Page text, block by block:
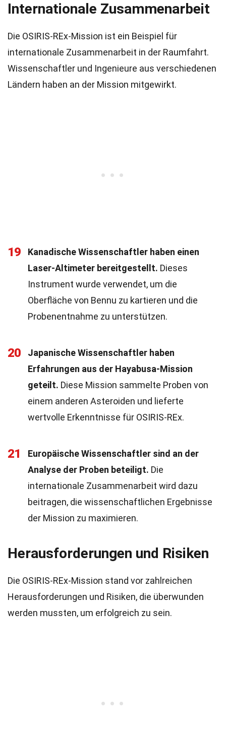
Internationale Zusammenarbeit
Die OSIRIS-REx-Mission ist ein Beispiel für
internationale Zusammenarbeit in der Raumfahrt.
Wissenschaftler und Ingenieure aus verschiedenen
Ländern haben an der Mission mitgewirkt.
19
Kanadische Wissenschaftler haben einen
Laser-Altimeter bereitgestellt. Dieses
Instrument wurde verwendet, um die
Oberfläche von Bennu zu kartieren und die
Probenentnahme zu unterstützen.
20
Japanische Wissenschaftler haben
Erfahrungen aus der Hayabusa-Mission
geteilt. Diese Mission sammelte Proben von
einem anderen Asteroiden und lieferte
wertvolle Erkenntnisse für OSIRIS-REx.
21
Europäische Wissenschaftler sind an der
Analyse der Proben beteiligt. Die
internationale Zusammenarbeit wird dazu
beitragen, die wissenschaftlichen Ergebnisse
der Mission zu maximieren.
Herausforderungen und Risiken
Die OSIRIS-REx-Mission stand vor zahlreichen
Herausforderungen und Risiken, die überwunden
werden mussten, um erfolgreich zu sein.